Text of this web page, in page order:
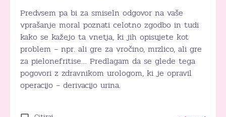
Predvsem pa bi za smiseln odgovor na vaše
vprašanje moral poznati celotno zgodbo in tudi
kako se kažejo ta vnetja, ki jih opisujete kot
problem – npr. ali gre za vročino, mrzlico, ali gre
za pielonefritise… Predlagam da se glede tega
pogovori z zdravnikom urologom, ki je opravil
operacijo – derivacijo urina.